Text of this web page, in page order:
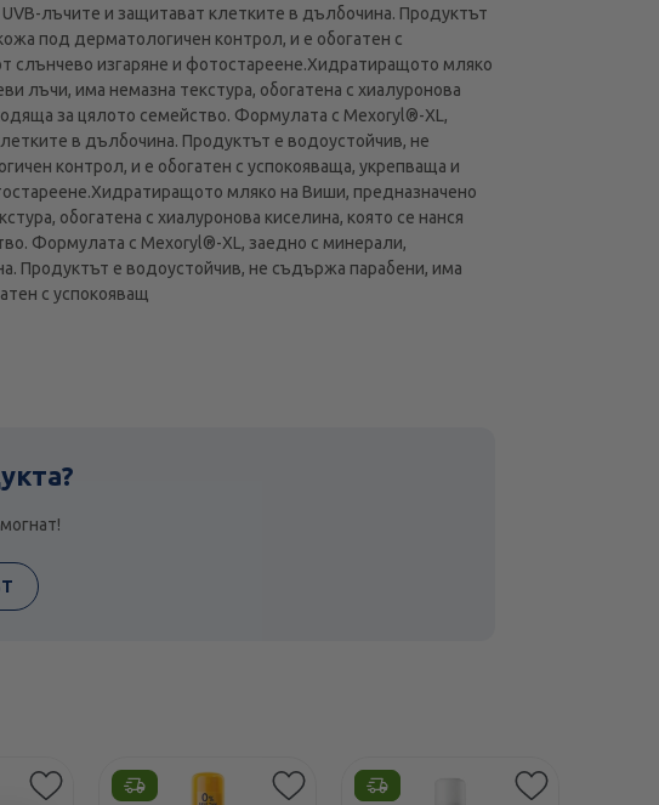
лъчите и защитават клетките в дълбочина. Продуктът
под дерматологичен контрол, и е обогатен с
слънчево изгаряне и фотостареене.Хидратиращото мляко
лъчи, има немазна текстура, обогатена с хиалуронова
за цялото семейство. Формулата с Mexoryl®-XL,
в дълбочина. Продуктът е водоустойчив, не
контрол, и е обогатен с успокояваща, укрепваща и
мляко на Виши, предназначено
обогатена с хиалуронова киселина, която се нанся
Формулата с Mexoryl®-XL, заедно с минерали,
Продуктът е водоустойчив, не съдържа парабени, има
с успокояващ
Етикети